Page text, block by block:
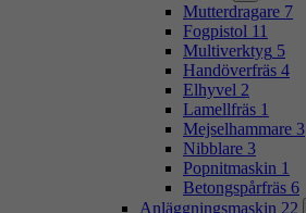
Mutterdragare 7
Fogpistol 11
Multiverktyg 5
Handöverfräs 4
Elhyvel 2
Lamellfräs 1
Mejselhammare 3
Nibblare 3
Popnitmaskin 1
Betongspårfräs 6
Anläggningsmaskin 22